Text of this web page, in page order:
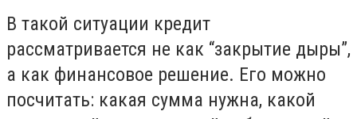
В такой ситуации кредит
рассматривается не как “закрытие дыры”,
а как финансовое решение. Его можно
посчитать: какая сумма нужна, какой